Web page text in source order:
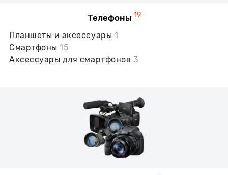
Телефоны 19
Планшеты и аксессуары 1
Смартфоны15
Аксессуары для смартфонов 3